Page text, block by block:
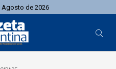
Agosto de 2026